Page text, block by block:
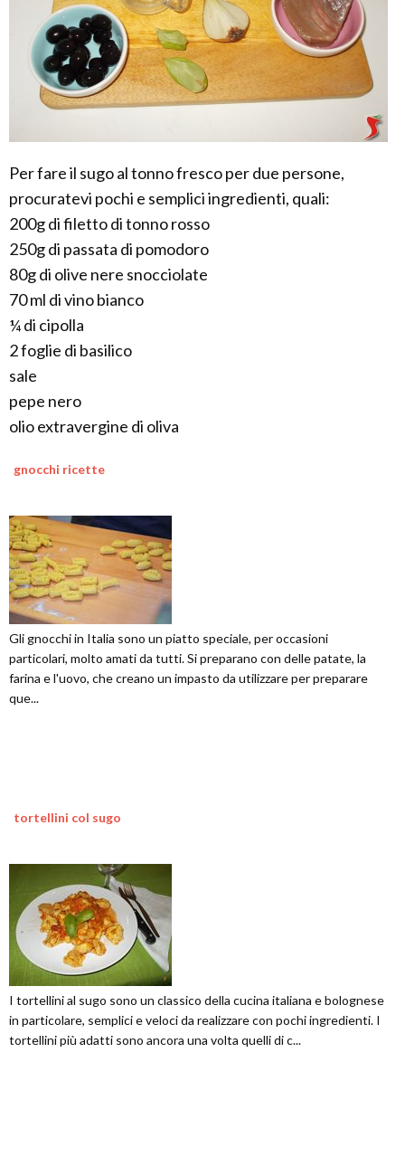
Per fare il sugo al tonno fresco per due persone,
procuratevi pochi e semplici ingredienti, quali:
200g di filetto di tonno rosso
250g di passata di pomodoro
80g di olive nere snocciolate
70 ml di vino bianco
¼ di cipolla
2 foglie di basilico
sale
pepe nero
olio extravergine di oliva
gnocchi ricette
Gli gnocchi in Italia sono un piatto speciale, per occasioni
particolari, molto amati da tutti. Si preparano con delle patate, la
farina e l'uovo, che creano un impasto da utilizzare per preparare
que...
tortellini col sugo
I tortellini al sugo sono un classico della cucina italiana e bolognese
in particolare, semplici e veloci da realizzare con pochi ingredienti. I
tortellini più adatti sono ancora una volta quelli di c...